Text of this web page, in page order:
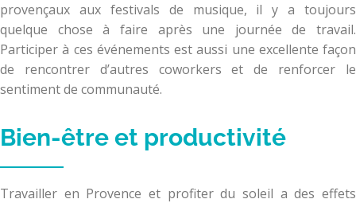
provençaux aux festivals de musique, il y a toujours
quelque chose à faire après une journée de travail.
Participer à ces événements est aussi une excellente façon
de rencontrer d’autres coworkers et de renforcer le
sentiment de communauté.
Bien-être et productivité
Travailler en Provence et profiter du soleil a des effets